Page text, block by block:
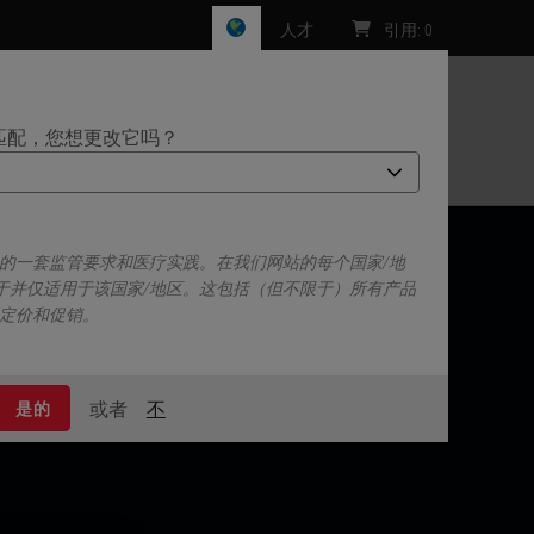
，您想更改它吗？
一套监管要求和医疗实践。在我们网站的每个国家/地
并仅适用于该国家/地区。这包括（但不限于）所有产品
价和促销。
是的 或者 不
人才 引用: 0